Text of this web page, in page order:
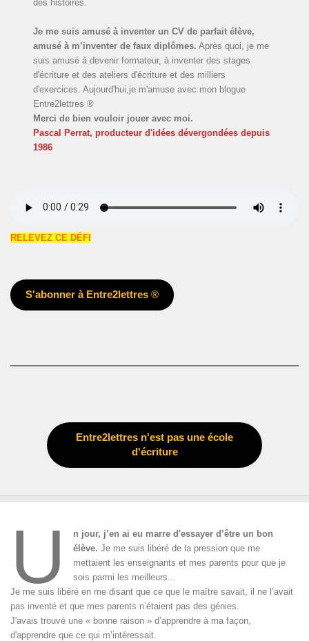
des histoires.
Je me suis amusé à inventer un CV de parfait élève,
amusé à m’inventer de faux diplômes. Après quoi, je me
suis amusé à devenir formateur, à inventer des stages
d'écriture et des ateliers d'écriture et des milliers
d'exercices. Aujourd'hui,je m'amuse avec mon blogue
Entre2lettres ®
Merci de bien vouloir jouer avec moi.
Pascal Perrat, producteur d'idées dévergondées depuis
1986
RELEVEZ CE DÉFI
S'abonner à Entre2lettres®
Entre2lettres n'est pas une école
d'écriture
U
n jour, j’en ai eu marre d'essayer d’être un bon
élève.Je me suis libéré de la pression que me
mettaient les enseignants et mes parents pour que je
sois parmi les meilleurs...
Je me suis libéré en me disant que ce que le maître savait, il ne l’avait
pas inventé et que mes parents n’étaient pas des génies.
J'avais trouvé une « bonne raison » d’apprendre à ma façon,
d'apprendre que ce qui m’intéressait.